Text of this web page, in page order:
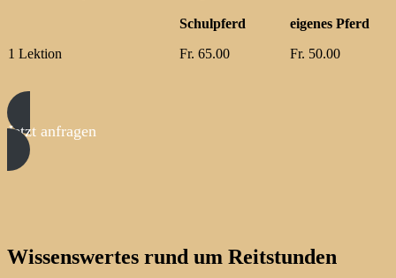
Schulpferd
eigenes Pferd
1 Lektion
Fr. 65.00 Fr. 50.00
Jetzt anfragen
Wissenswertes rund um Reitstunden